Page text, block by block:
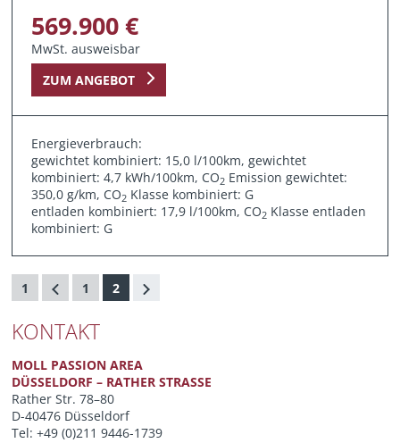
569.900 €
MwSt. ausweisbar
ZUM ANGEBOT
Energieverbrauch:
gewichtet kombiniert: 15,0 l/100km, gewichtet
kombiniert: 4,7 kWh/100km, CO2 Emission gewichtet:
350,0 g/km, CO2 Klasse kombiniert: G
entladen kombiniert: 17,9 l/100km, CO2 Klasse entladen
kombiniert: G
1 1 2
KONTAKT
MOLL PASSION AREA
DÜSSELDORF – RATHER STRASSE
Rather Str. 78–80
D-40476 Düsseldorf
Tel: +49 (0)211 9446-1739